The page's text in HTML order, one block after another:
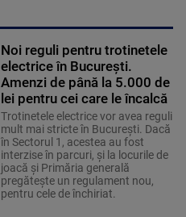
Noi reguli pentru trotinetele
electrice în București.
Amenzi de până la 5.000 de
lei pentru cei care le încalcă
Trotinetele electrice vor avea reguli
mult mai stricte în București. Dacă
în Sectorul 1, acestea au fost
interzise în parcuri, și la locurile de
joacă și Primăria generală
pregătește un regulament nou,
pentru cele de închiriat.